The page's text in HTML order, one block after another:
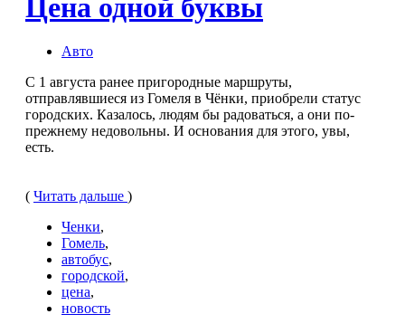
Цена одной буквы
Авто
С 1 августа ранее пригородные маршруты,
отправлявшиеся из Гомеля в Чёнки, приобрели статус
городских. Казалось, людям бы радовать­ся, а они по-
прежнему недовольны. И основания для этого, увы,
есть.
( Читать дальше )
Ченки,
Гомель,
автобус,
городской,
цена,
новость